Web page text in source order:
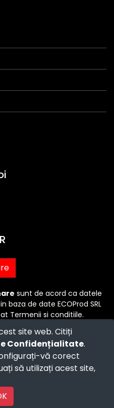
site web. Citiți
Confidențialitate.
vă corect
să utilizați acest site,
sunt de acord ca datele
baza de date ECOProd SRL
Termenii si conditiile.
-Termenii si Conditiile
-Consultanță juridică
-Cum cumpăr?